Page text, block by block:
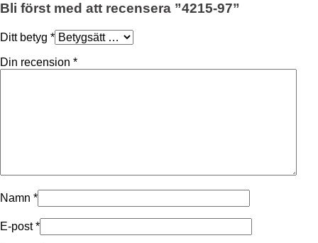
Bli först med att recensera ”4215-97”
Ditt betyg *
Din recension *
Namn *
E-post*